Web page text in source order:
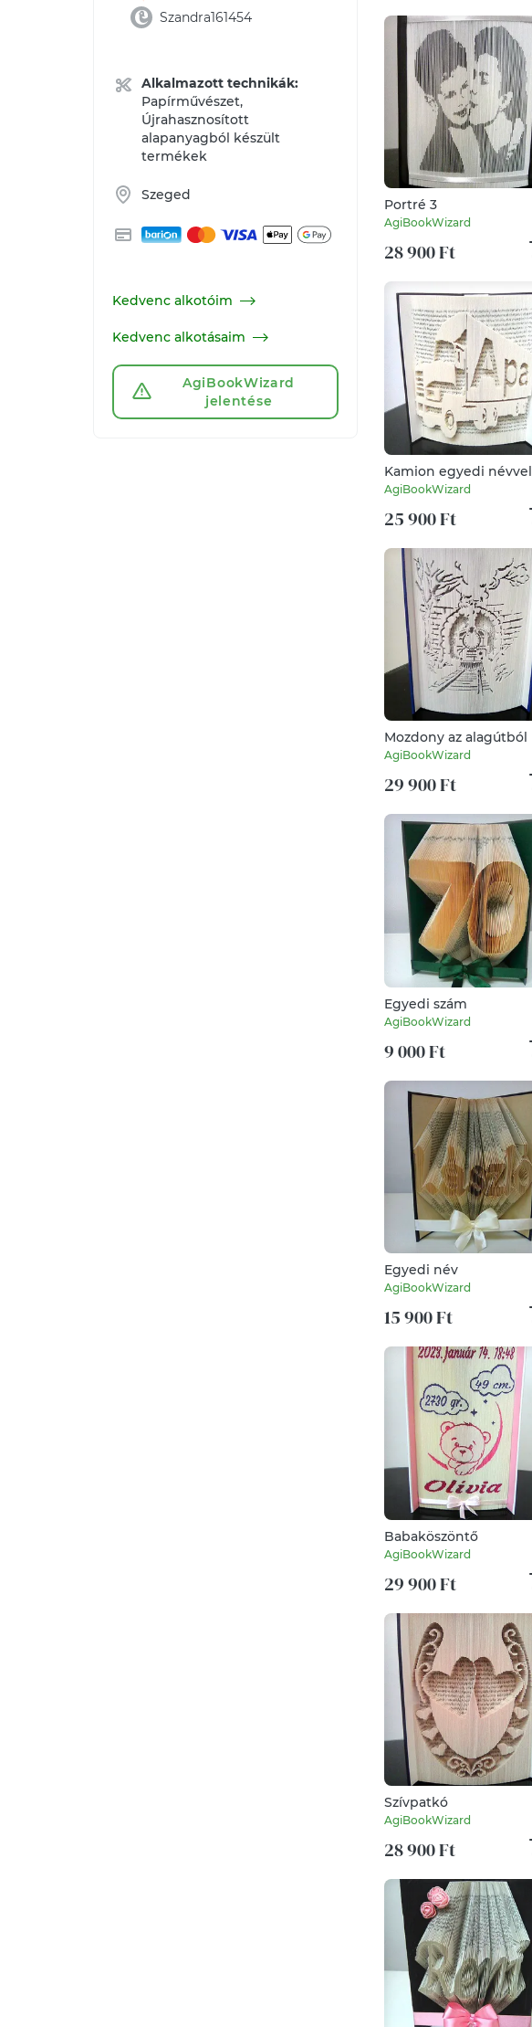
Szandra161454
Alkalmazott technikák:
Papírművészet,
Újrahasznosított
alapanyagból készült
termékek
Szeged
Kedvenc alkotóim
Kedvenc alkotásaim
AgiBookWizard
jelentése
Portré 3
AgiBookWizard
28 900 Ft
Kamion egyedi névvel
AgiBookWizard
25 900 Ft
Mozdony az alagútból
AgiBookWizard
29 900 Ft
Egyedi szám
AgiBookWizard
9 000 Ft
Egyedi név
AgiBookWizard
15 900 Ft
Babaköszöntő
AgiBookWizard
29 900 Ft
Szívpatkó
AgiBookWizard
28 900 Ft